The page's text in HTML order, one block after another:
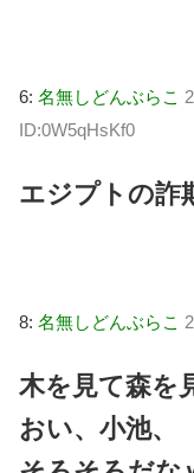
6: 名無しどんぶらこ
ID:0W5qHsKf0
エジプトの詐
8: 名無しどんぶらこ
木を見て森を
おい、小池、